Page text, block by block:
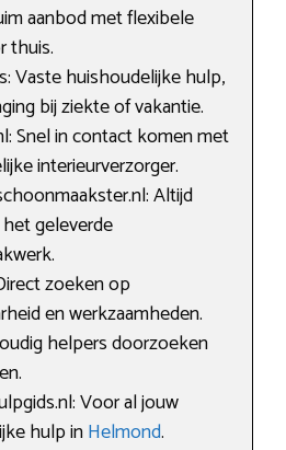
aanbod met flexibele
thuis.
Vaste huishoudelijke hulp,
bij ziekte of vakantie.
Snel in contact komen met
interieurverzorger.
Altijd
geleverde
zoeken op
en werkzaamheden.
helpers doorzoeken
Voor al jouw
hulp inHelmond.